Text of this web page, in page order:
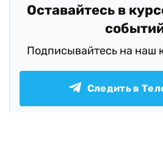
Оставайтесь в
Подписывайтесь на наш
Следить в